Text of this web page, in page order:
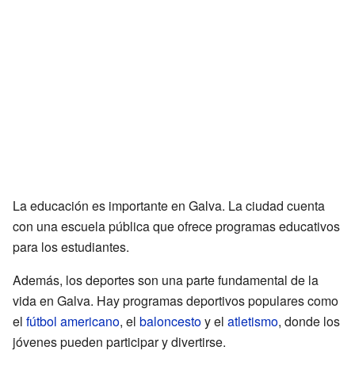
La educación es importante en Galva. La ciudad cuenta
con una escuela pública que ofrece programas educativos
para los estudiantes.
Además, los deportes son una parte fundamental de la
vida en Galva. Hay programas deportivos populares como
el fútbol americano, el baloncestoy el atletismo, donde los
jóvenes pueden participar y divertirse.